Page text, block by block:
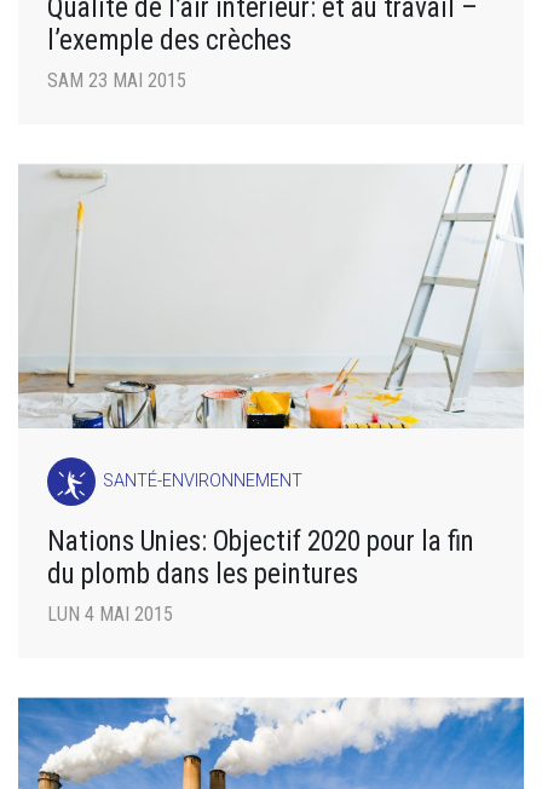
Qualité de l’air intérieur: et au travail –
l’exemple des crèches
SAM 23 MAI 2015
SANTÉ-ENVIRONNEMENT
Nations Unies: Objectif 2020 pour la fin
du plomb dans les peintures
LUN 4 MAI 2015